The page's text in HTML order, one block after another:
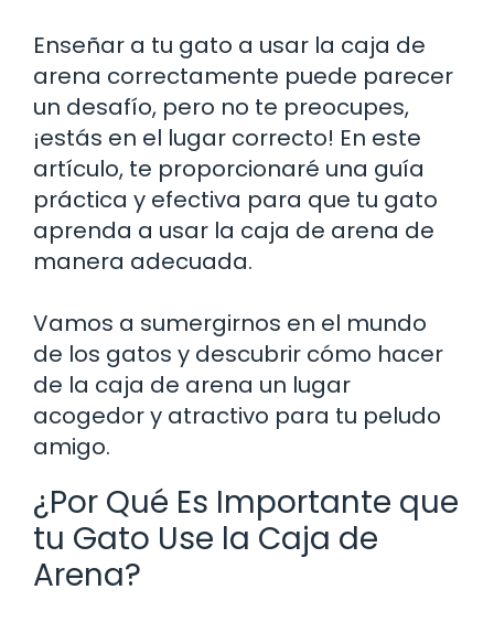
Enseñar a tu gato a usar la caja de
arena correctamente puede parecer
un desafío, pero no te preocupes,
¡estás en el lugar correcto! En este
artículo, te proporcionaré una guía
práctica y efectiva para que tu gato
aprenda a usar la caja de arena de
manera adecuada.
Vamos a sumergirnos en el mundo
de los gatos y descubrir cómo hacer
de la caja de arena un lugar
acogedor y atractivo para tu peludo
amigo.
¿Por Qué Es Importante que
tu Gato Use la Caja de
Arena?